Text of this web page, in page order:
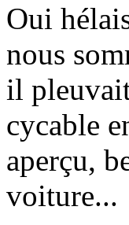
Oui
nous
il
cycable
aperçu,
voiture...